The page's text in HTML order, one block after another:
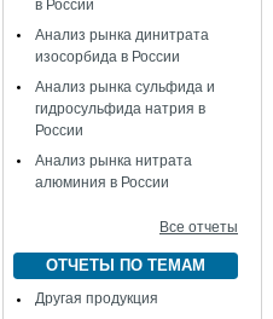
в России
Анализ рынка динитрата
изосорбида в России
Анализ рынка сульфида и
гидросульфида натрия в
России
Анализ рынка нитрата
алюминия в России
Все отчеты
ОТЧЕТЫ ПО ТЕМАМ
Другая продукция